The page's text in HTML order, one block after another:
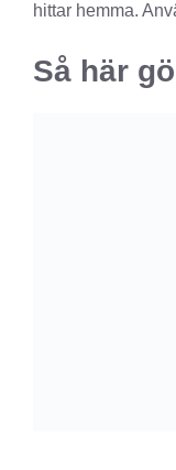
hittar hemma.
Så här